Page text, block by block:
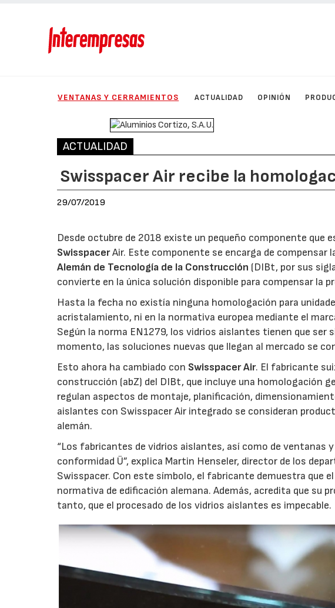
VENTANAS Y CERRAMIENTOS ACTUALIDAD OPINIÓN
ACTUALIDAD
Swisspacer Air recibe la
29/07/2019
Desde octubre de 2018 existe un pequeño componente que
SwisspacerAir. Este componente se encarga de compensar
Alemán de Tecnología de la Construcción (DIBt, por sus
convierte en la única solución disponible para compensar la
Hasta la fecha no existía ninguna homologación para
acristalamiento, ni en la normativa europea mediante el
Según la norma EN1279, los vidrios aislantes tienen que
momento, las soluciones nuevas que llegan al mercado se
Esto ahora ha cambiado con Swisspacer Air. El fabricante
construcción (abZ) del DIBt, que incluye una homologación
regulan aspectos de montaje, planificación,
aislantes con Swisspacer Air integrado se consideran
alemán.
“Los fabricantes de vidrios aislantes, así como de ventanas
conformidad Ü”, explica Martin Henseler, director de los
Swisspacer. Con este símbolo, el fabricante demuestra que
normativa de edificación alemana. Además, acredita que su
tanto, que el procesado de los vidrios aislantes es impecable.